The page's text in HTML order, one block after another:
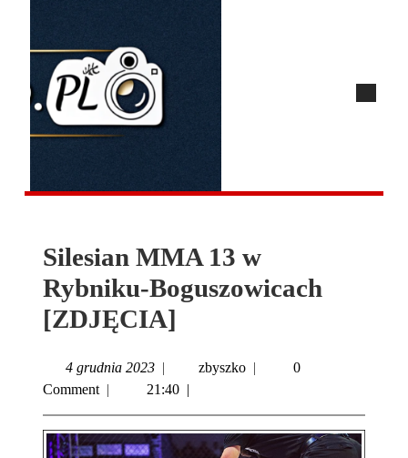
Silesian MMA 13 w
Rybniku-Boguszowicach
[ZDJĘCIA]
4 grudnia 2023 | zbyszko |
0
Comment | 21:40 |